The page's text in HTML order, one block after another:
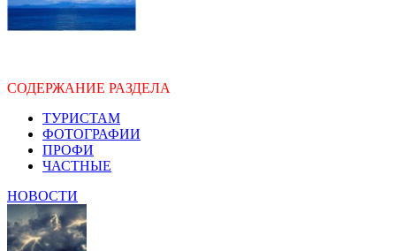
СОДЕРЖАНИЕ РАЗДЕЛА
ТУРИСТАМ
ФОТОГРАФИИ
ПРОФИ
ЧАСТНЫЕ
НОВОСТИ